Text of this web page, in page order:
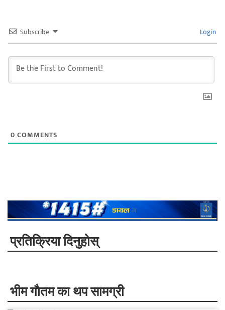
Subscribe Login
0 COMMENTS
प्रतिक्रिया दिनुहोस्
भीम गाैतम का थप सामग्री